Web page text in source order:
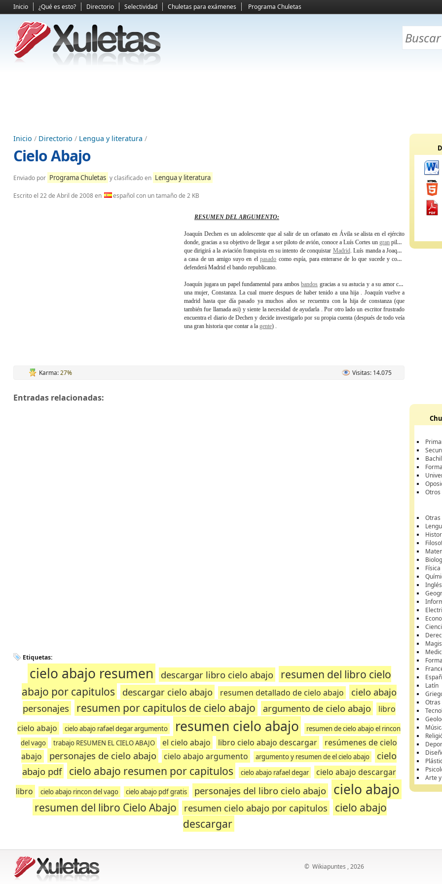
Inicio ¿Qué es esto? Directorio Selectividad Chuletas para exámenes Programa Chuletas
Inicio / Directorio / Lengua y literatura /
Cielo Abajo
Enviado por Programa Chuletas y clasificado en Lengua y literatura
Escrito el 22 de Abril de 2008en español con un tamaño de 2 KB
RESUMEN DEL ARGUMENTO:
Joaquín Dechen es un adolescente que al salir de un orfanato en Ávila se alista en el ejército
donde, gracias a su objetivo de llegar a ser piloto de avión, conoce a Luís Cortes ungran piloto
que dirigirá a la aviación franquista en su intento de conquistar Madrid. Luís manda a Joaquín
a casa de un amigo suyo en elpasado como espía, para enterarse de lo que sucede y como
defenderá Madrid el bando republicano.
Joaquín jugara un papel fundamental para ambosbandos gracias a su astucia y a su amor con
una mujer, Constanza. La cual muere despues de haber tenido a una hija . Joaquín vuelve a
madrid hasta que día pasado ya muchos años se recuentra con la hija de constanza (que
también fue llamada asi) y siente la necesidad de ayudarla . Por otro lado un escritor frustrado
encuentra el diario de Dechen y decide investigarlo por su propia cuenta (después de todo veía
una gran historia que contar a la gente) .
Karma:27% Visitas: 14.075
Entradas relacionadas:
Etiquetas:
cielo abajo resumen descargar libro cielo abajo
resumen del libro cielo
abajo por capitulos
descargar cielo abajo resumen detallado de cielo abajo
cielo abajo
personajes
resumen por capitulos de cielo abajo argumento de cielo abajo
libro
cielo abajo
cielo abajo rafael degar argumento resumen cielo abajo
resumen de cielo abajo el rincon
del vago
trabajo RESUMEN EL CIELO ABAJO el cielo abajo libro cielo abajo descargar
resúmenes de cielo
abajo
personajes de cielo abajo cielo abajo argumento argumento y resumen de el cielo abajo
cielo
abajo pdf
cielo abajo resumen por capitulos cielo abajo rafael degar
cielo abajo descargar
libro
cielo abajo rincon del vago cielo abajo pdf gratis personajes del libro cielo abajo cielo abajo
resumen del libro Cielo Abajo resumen cielo abajo por capitulos
cielo abajo
descargar
Otros
Física
Inglés
Latín
Arte
© Wikiapuntes , 2026